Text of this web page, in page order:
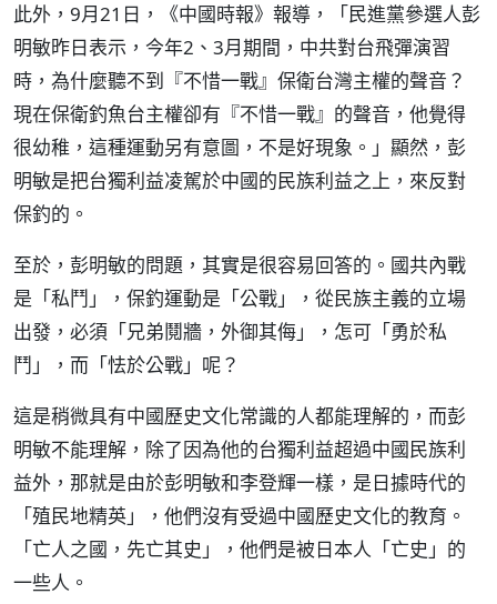
此外，9月21日，《中國時報》報導，「民進黨參選人彭
明敏昨日表示，今年2、3月期間，中共對台飛彈演習
時，為什麼聽不到『不惜一戰』保衛台灣主權的聲音？
現在保衛釣魚台主權卻有『不惜一戰』的聲音，他覺得
很幼稚，這種運動另有意圖，不是好現象。」顯然，彭
明敏是把台獨利益凌駕於中國的民族利益之上，來反對
保釣的。
至於，彭明敏的問題，其實是很容易回答的。國共內戰
是「私鬥」，保釣運動是「公戰」，從民族主義的立場
出發，必須「兄弟鬩牆，外御其侮」，怎可「勇於私
鬥」，而「怯於公戰」呢？
這是稍微具有中國歷史文化常識的人都能理解的，而彭
明敏不能理解，除了因為他的台獨利益超過中國民族利
益外，那就是由於彭明敏和李登輝一樣，是日據時代的
「殖民地精英」，他們沒有受過中國歷史文化的教育。
「亡人之國，先亡其史」，他們是被日本人「亡史」的
一些人。